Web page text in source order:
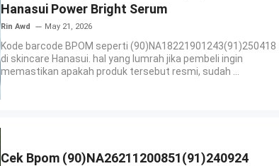
Hanasui Power Bright Serum
Rin Awd May 21, 2026
Kode barcode BPOM seperti (90)NA18221901243(91)250418
di skincare Hanasui. hal yang lumrah jika pembeli ingin
memastikan apakah produk tersebut resmi, sudah ...
Cek Bpom (90)NA26211200851(91)240924